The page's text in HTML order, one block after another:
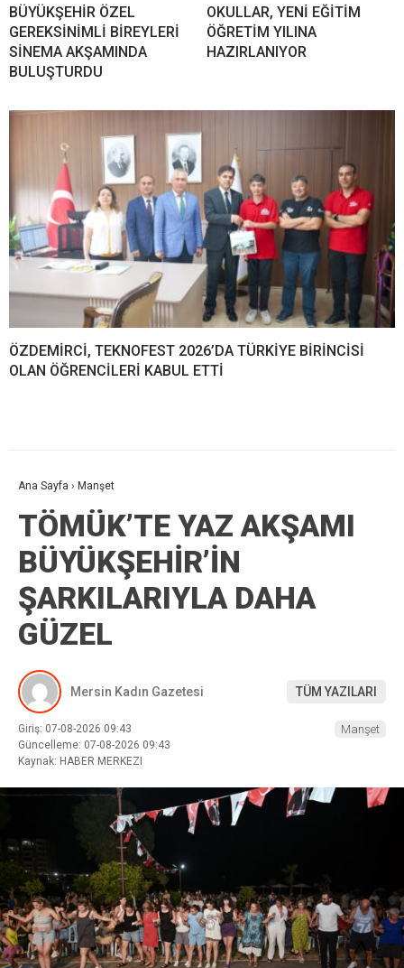
BÜYÜKŞEHİR ÖZEL
GEREKSİNİMLİ BİREYLERİ
SİNEMA AKŞAMINDA
BULUŞTURDU
OKULLAR, YENİ EĞİTİM
ÖĞRETİM YILINA
HAZIRLANIYOR
ÖZDEMİRCİ, TEKNOFEST 2026’DA TÜRKİYE BİRİNCİSİ
OLAN ÖĞRENCİLERİ KABUL ETTİ
Ana Sayfa › Manşet
TÖMÜK’TE YAZ AKŞAMI
BÜYÜKŞEHİR’İN
ŞARKILARIYLA DAHA
GÜZEL
Mersin Kadın Gazetesi TÜM YAZILARI
Giriş: 07-08-2026 09:43
Güncelleme: 07-08-2026 09:43
Kaynak: HABER MERKEZI
Manşet